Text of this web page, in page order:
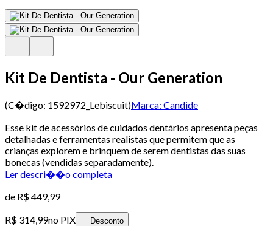
Kit De Dentista - Our Generation
(C�digo: 1592972_Lebiscuit)Marca: Candide
Esse kit de acessórios de cuidados dentários apresenta peças
detalhadas e ferramentas realistas que permitem que as
crianças explorem e brinquem de serem dentistas das suas
bonecas (vendidas separadamente).
Ler descri��o completa
de R$ 449,99
R$ 314,99no PIX Desconto